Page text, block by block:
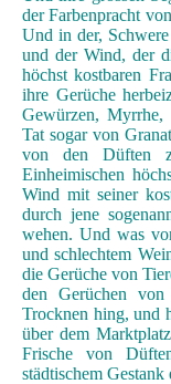
der Farbenpracht
Und in der, Schwere
und der Wind, der
höchst kostbaren
ihre Gerüche
Gewürzen,
Tat sogar von
von den Düften
Einheimischen
Wind mit seiner
durch jene
wehen. Und was
und schlechtem
die Gerüche von
den Gerüchen
Trocknen hing, und
über dem
Frische von
städtischem